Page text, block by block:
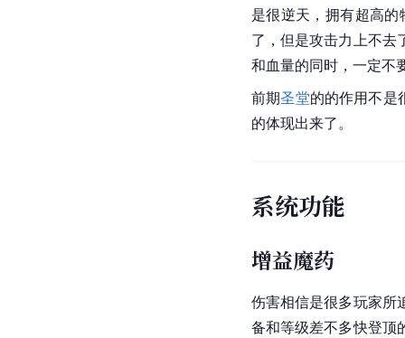
是很逆天，拥有超高
了，但是攻击力上不去
和血量的同时，一定不
前期圣堂的的作用不是
的体现出来了。
系统功能
增益魔药
伤害相信是很多玩家所
备和等级差不多快登顶